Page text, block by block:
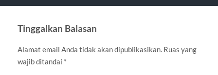
Tinggalkan Balasan
Alamat email Anda tidak akan dipublikasikan. Ruas yang
wajib ditandai *